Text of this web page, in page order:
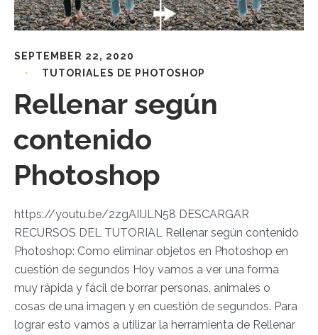
SEPTEMBER 22, 2020
TUTORIALES DE PHOTOSHOP
Rellenar según
contenido
Photoshop
https://youtu.be/2zgAIIJLN58 DESCARGAR
RECURSOS DEL TUTORIAL Rellenar según contenido
Photoshop: Como eliminar objetos en Photoshop en
cuestión de segundos Hoy vamos a ver una forma
muy rápida y fácil de borrar personas, animales o
cosas de una imagen y en cuestión de segundos. Para
lograr esto vamos a utilizar la herramienta de Rellenar